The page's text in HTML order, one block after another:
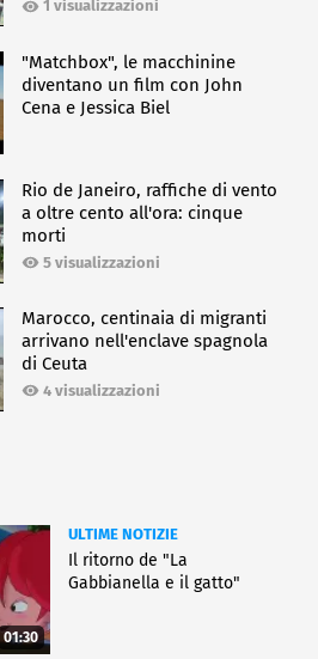
1 visualizzazioni
"Matchbox", le macchinine
diventano un film con John
Cena e Jessica Biel
Rio de Janeiro, raffiche di vento
a oltre cento all'ora: cinque
morti
5 visualizzazioni
Marocco, centinaia di migranti
arrivano nell'enclave spagnola
di Ceuta
4 visualizzazioni
01:30
ULTIME NOTIZIE
Il ritorno de "La
Gabbianella e il gatto"